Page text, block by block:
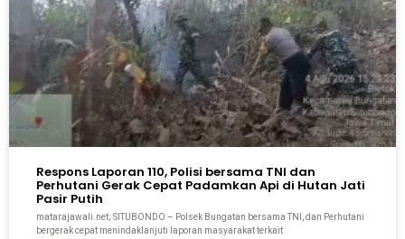
Respons Laporan 110, Polisi bersama TNI dan
Perhutani Gerak Cepat Padamkan Api di Hutan Jati
Pasir Putih
matarajawali.net; SITUBONDO – Polsek Bungatan bersama TNI, dan Perhutani
bergerak cepat menindaklanjuti laporan masyarakat terkait